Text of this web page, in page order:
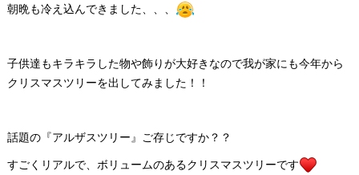
朝晩も冷え込んできました、、、
子供達もキラキラした物や飾りが大好きなので我が家にも今年から
クリスマスツリーを出してみました！！
話題の『アルザスツリー』ご存じですか？？
すごくリアルで、ボリュームのあるクリスマスツリーです